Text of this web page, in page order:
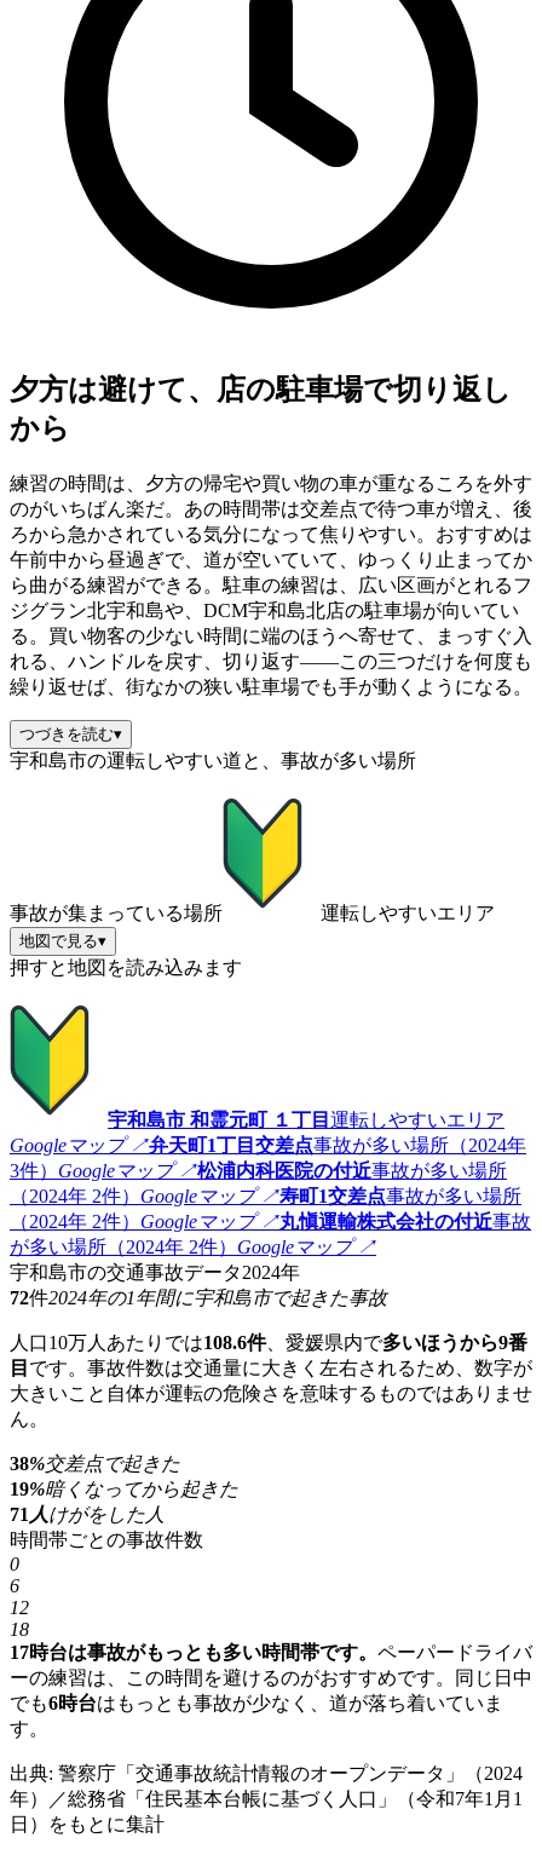
夕方は避けて、店の駐車場で切り返し
から
練習の時間は、夕方の帰宅や買い物の車が重なるころを外す
のがいちばん楽だ。あの時間帯は交差点で待つ車が増え、後
ろから急かされている気分になって焦りやすい。おすすめは
午前中から昼過ぎで、道が空いていて、ゆっくり止まってか
ら曲がる練習ができる。駐車の練習は、広い区画がとれるフ
ジグラン北宇和島や、DCM宇和島北店の駐車場が向いてい
る。買い物客の少ない時間に端のほうへ寄せて、まっすぐ入
れる、ハンドルを戻す、切り返す——この三つだけを何度も
繰り返せば、街なかの狭い駐車場でも手が動くようになる。
つづきを読む▾
宇和島市の運転しやすい道と、事故が多い場所
事故が集まっている場所 運転しやすいエリア
地図で見る▾
押すと地図を読み込みます
宇和島市 和霊元町 １丁目 運転しやすいエリア
Googleマップ ↗弁天町1丁目交差点事故が多い場所（2024年
3件） Googleマップ ↗松浦内科医院の付近事故が多い場所
（2024年 2件） Googleマップ ↗寿町1交差点事故が多い場所
（2024年 2件） Googleマップ ↗丸愼運輸株式会社の付近事故
が多い場所（2024年 2件） Googleマップ ↗
宇和島市の交通事故データ2024年
72件2024年の1年間に宇和島市で起きた事故
人口10万人あたりでは108.6件、愛媛県内で多いほうから9番
目 です。事故件数は交通量に大きく左右されるため、数字が
大きいこと自体が運転の危険さを意味するものではありませ
ん。
38%交差点で起きた
19%暗くなってから起きた
71 人けがをした人
時間帯ごとの事故件数
0
6
12
18
17時台は事故がもっとも多い時間帯です。 ペーパードライバ
ーの練習は、この時間を避けるのがおすすめです。同じ日中
でも6時台はもっとも事故が少なく、道が落ち着いていま
す。
出典: 警察庁「交通事故統計情報のオープンデータ」（2024
年）／総務省「住民基本台帳に基づく人口」（令和7年1月1
日）をもとに集計